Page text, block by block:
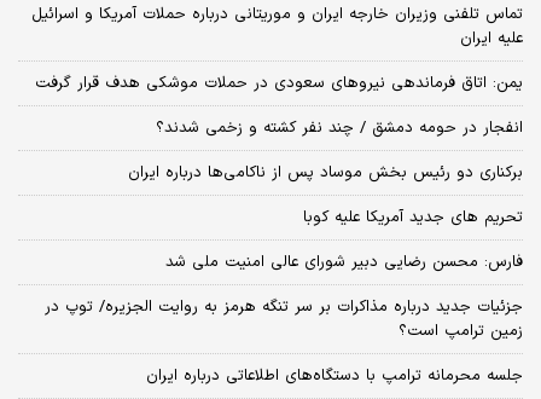
تماس تلفنی وزیران خارجه ایران و موریتانی درباره حملات آمریکا و اسرائیل
علیه ایران
یمن: اتاق فرماندهی نیروهای سعودی در حملات موشکی هدف قرار گرفت
انفجار در حومه دمشق / چند نفر کشته و زخمی شدند؟
برکناری دو رئیس بخش موساد پس از ناکامی‌ها درباره ایران
تحریم های جدید آمریکا علیه کوبا
فارس: محسن رضایی دبیر شورای عالی امنیت ملی شد
جزئیات جدید درباره مذاکرات بر سر تنگه هرمز به روایت الجزیره/ توپ در
زمین ترامپ است؟
جلسه محرمانه ترامپ با دستگاه‌های اطلاعاتی درباره ایران